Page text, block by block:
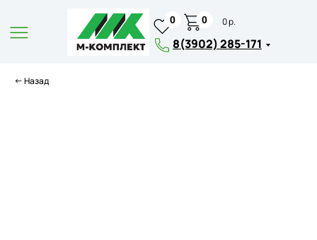
8(3902) 285-171
0 0 р.
0
← Назад